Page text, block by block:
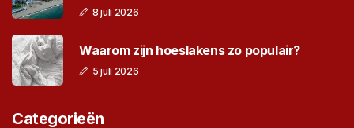
8 juli 2026
Waarom zijn hoeslakens zo populair?
5 juli 2026
Categorieën